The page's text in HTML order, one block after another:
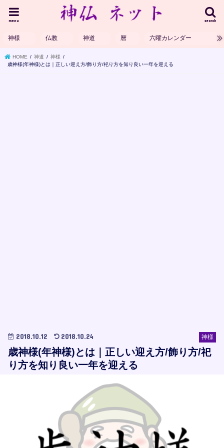
search
menu
神様 仏教 神道 暦 六曜カレンダー
HOME 神道
神様
歳神様(年神様)とは｜正しい迎え方/飾り方/祀り方を知り良い一年を迎える
神様
2018.10.12 2018.10.24
歳神様(年神様)とは｜正しい迎え方/飾り方/祀
り方を知り良い一年を迎える